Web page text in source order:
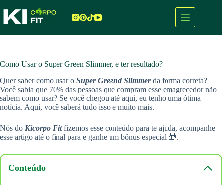
para
Como Usar o Super Green Slimmer, e ter resultado?
Quer saber como usar o Super Greend Slimmerda forma correta?
Você sabia que 70% das pessoas que compram esse emagrecedor não
sabem como usar? Se você chegou até aqui, eu tenho uma ótima
notícia. Aqui, você saberá tudo isso e muito mais.
Nós do Kicorpo Fitfizemos esse conteúdo para te ajuda, acompanhe
esse artigo até o final para e ganhe um bônus especial 🎁.
Conteúdo